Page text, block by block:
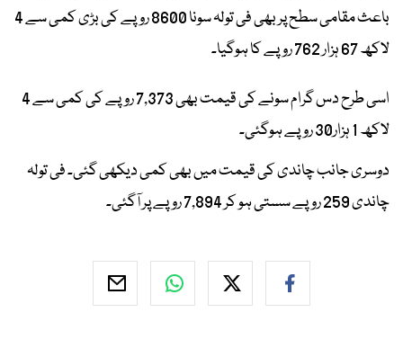
باعث مقامی سطح پر بھی فی تولہ سونا 8600 روپے کی بڑی کمی سے 4
لاکھ 67 ہزار 762 روپے کا ہوگیا۔
اسی طرح دس گرام سونے کی قیمت بھی 7,373 روپے کی کمی سے 4
لاکھ 1 ہزار30 روپے ہوگئی۔
دوسری جانب چاندی کی قیمت میں بھی کمی دیکھی گئی۔ فی تولہ
چاندی 259 روپے سستی ہو کر 7,894 روپے پر آگئی۔